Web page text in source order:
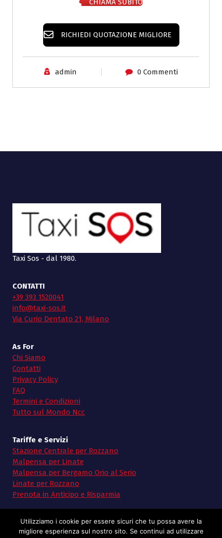
CHIAMA SUBITO
RICHIEDI QUOTAZIONE MIGLIORE
admin 0 Commenti
Taxi Sos - dal 1980.
CONTATTI
+39 393 1520041
info@taxi-sos.it
Via Curio Dentato 21, Milano
As For
Chi Siamo
Contatti
Privacy Policy
FAQ
Termini e Condizioni
Tutto sul Mondo Ncc
Tariffe e Servizi
Stazione Centrale per Rozzano
Malpensa per Linate
Malpensa per Bergamo Orio al Serio
Linate per Rozzano
Prenota in Anticipo e Risparmia
Utilizziamo i cookie per essere sicuri che tu possa avere la
migliore esperienza sul nostro sito. Se continui ad utilizzare